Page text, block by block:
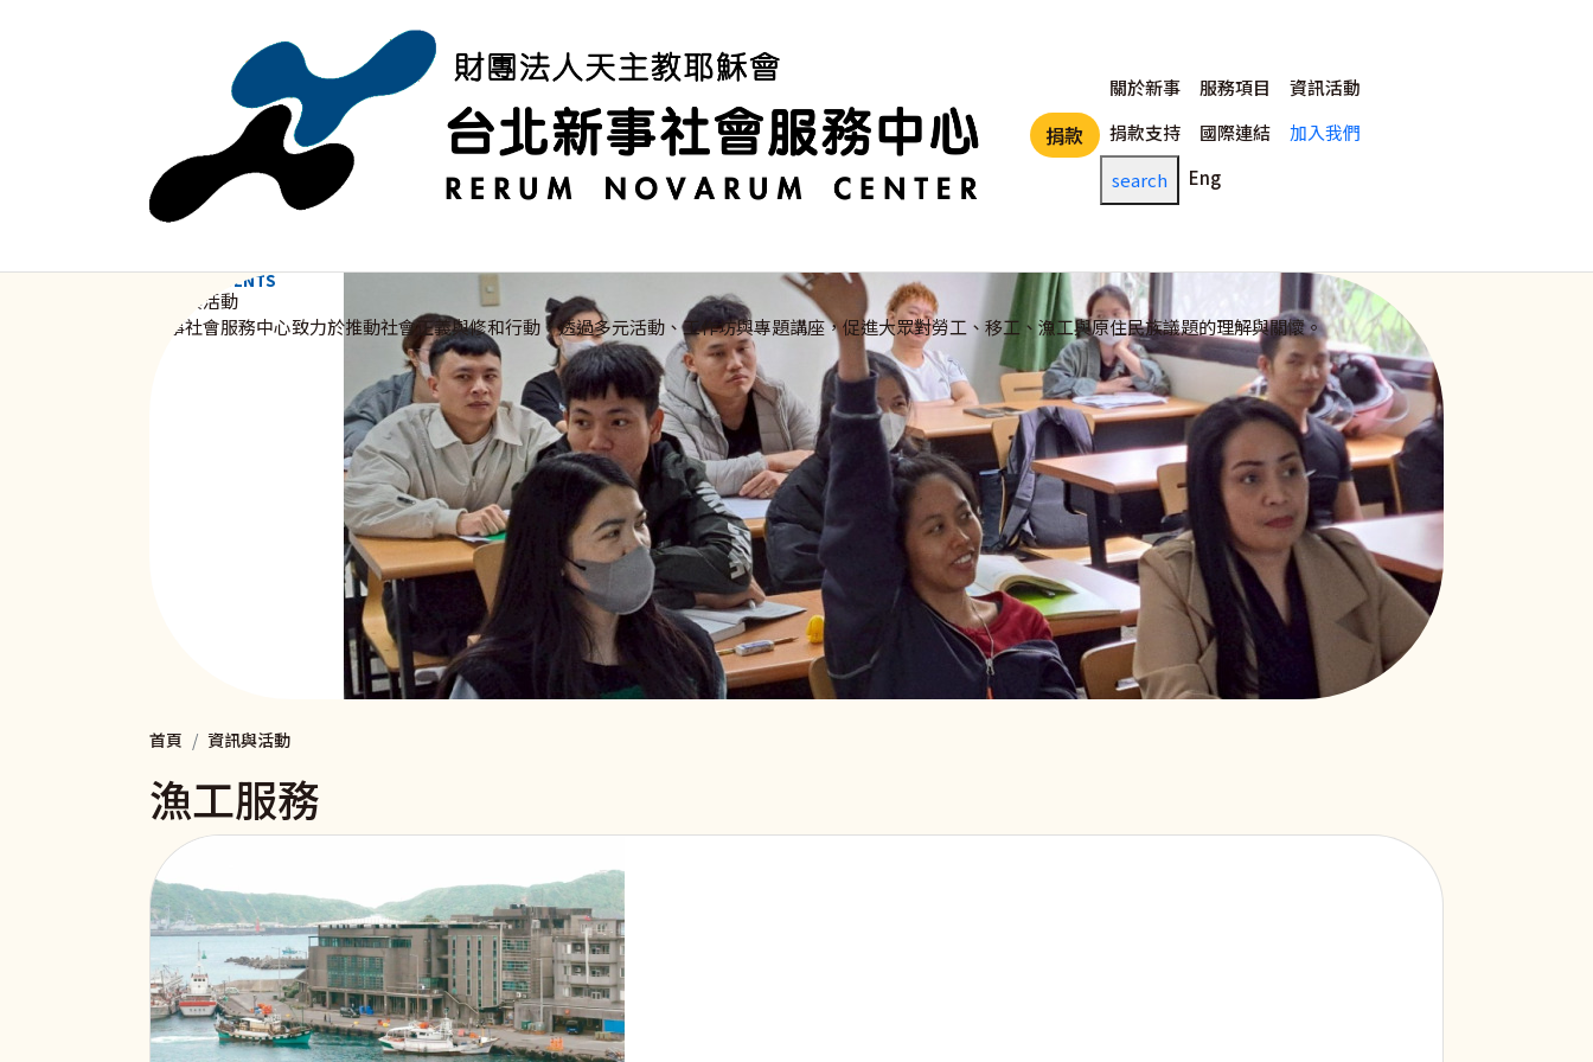
捐款
主選單
關於新事 服務項目
資訊活動
捐款支持
國際連結
加入我們
search
Eng
NEWS & EVENTS
資訊與活動
新事社會服務中心致力於推動社會正義與修和行動，透過多元活動、工作坊與專題講座，促進大眾對勞工、移工、漁工與原住民族議題的理解與關懷。
首頁 資訊與活動
漁工服務